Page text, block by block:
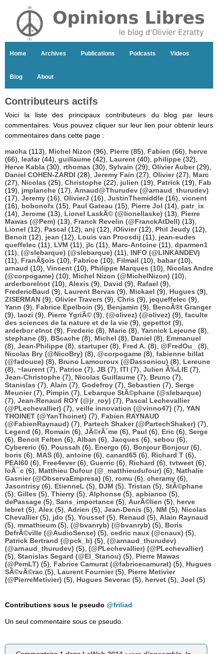
Home Archives Publications Podcasts Videos
Blog About
Contributeurs actifs
Voici la liste des principaux contributeurs du blog par leurs
commentaires. Vous pouvez cliquer sur leur lien pour obtenir leurs
commentaires dans cette page :
macha (113), Michel Nizon (96), Pierre (85), Fabien (66), herve
(66), leafar(44), guillaume (42), Laurent (40), philippe (32),
Herve Kabla (30), rthomas (30), Sylvain (29), Olivier Auber(29),
Daniel COHEN-ZARDI (28), Jeremy Fain (27), Olivier(27), Marc
(27), Nicolas (25), Christophe (22), julien (19), Patrick (19), Fab
(19), jmplanche (17), Arnaud@Thurudev (@arnaud_thurudev)
(17), Jeremy (16), OlivierJ (16), JustinThemiddle (16), vicnent
(16), bobonofx (15), Paul Gateau (15), Pierre Jol (14), patr_ix
(14), Jerome (13), Lionel LaskÃ© (@lionellaske) (13), Pierre
Mawas (@Pem) (13), Franck Revelin (@FranckAtDell) (13),
Lionel (12), Pascal (12), anj (12), /Olivier(12), Phil Jeudy (12),
Benoit (12), jean (12), Louis van Proosdij (11), jean-eudes
queffelec (11), LVM (11), jlc (11), Marc-Antoine (11), dparmen1
(11), (@slebarque) (@slebarque) (11), INFO (@LINKANDEV)
(11), FranÃ§ois (10), Fabrice (10), Filmail (10), babar(10),
arnaud (10), Vincent (10), Philippe Marques (10), Nicolas Andre
(@corpogame) (10), Michel Nizon (@MichelNizon) (10),
arderborelnot (10), Alexis (9), David (9), Rafael (9),
FredericBaud (9), Laurent Bervas (9), Mickael (9), Hugues (9),
ZISERMAN (9), Olivier Travers (9), Chris (9), jequeffelec (9),
Yann (9), Fabrice Epelboin (9), Benjamin (9), BenoÃ®t Granger
(9), laozi (9), Pierre YgriÃ© (9), (@olivez) (@olivez) (9), faculte
des sciences de la nature et de la vie (9), gepettot (9),
arderbor elnot (9), Frederic (8), Marie (8), Yannick Lejeune (8),
stephane (8), BScache (8), Michel (8), Daniel (8), Emmanuel
(8), Jean-Philippe (8), startuper(8), Fred A. (8), @FredOu_
(8),
Nicolas Bry (@NicoBry) (8), @corpogame (8), fabienne billat
(@fadouce) (8), Bruno Lamouroux (@Dassoniou) (8), Lereune
(8), ~laurent (7), Patrice (7), JB (7), ITI (7), Julien Ã‰LIE (7),
Jean-Christophe (7), Nicolas Guillaume (7), Bruno (7),
Stanislas (7), Alain (7), Godefroy (7), Sebastien (7), Serge
Meunier(7), Pimpin (7), Lebarque StÃ©phane (@slebarque)
(7), Jean-Renaud ROY (@jr_roy) (7), Pascal Lechevallier
(@PLechevallier) (7), veille innovation (@vinno47) (7), YAN
THOINET (@YanThoinet) (7), Fabien RAYNAUD
(@FabienRaynaud) (7), Partech Shaker (@PartechShaker) (7),
Legend (6), Romain (6), JÃ©rÃ´me (6), Paul (6), Eric (6), Serge
(6), Benoit Felten (6), Alban (6), Jacques (6), sebou (6),
Cybereric (6), Poussah (6), Energo (6), Bonjour Bonjour(6),
boris (6), MAS (6), antoine (6), canard65 (6), Richard T (6),
PEAI60 (6), Free4ever(6), Guerric (6), Richard (6), tvtweet (6),
loÃ¯c (6), Matthieu Dufour (@_matthieudufour) (6), Nathalie
Gasnier (@ObservaEmpresa) (6), romu (6), cheramy (6),
Jasontrisy (6), EtienneL (5), DJM (5), Tristan (5), StÃ©phane
(5), Gilles (5), Thierry (5), Alphonse (5), apbianco (5),
dePassage (5), Sans_importance (5), AurÃ©lien (5), herve
lebret (5), Alex (5), Adrien (5), Jean-Denis (5), NM (5), Nicolas
Chevallier(5), jdo (5), Youssef (5), Renaud (5), Alain Raynaud
(5), mmathieum (5), (@bvanryb) (@bvanryb) (5), Boris
DefrÃ©ville (@AudioSense) (5), cedric naux (@cnaux) (5),
Patrick Bertrand (@pck_b) (5), (@arnaud_thurudev)
(@arnaud_thurudev) (5), (@PLechevallier) (@PLechevallier)
(5), Stanislas Segard (@El_Stanou) (5), Pierre Mawas
(@PemLT) (5), Fabrice Camurat (@fabricecamurat) (5), Hugues
SÃ©vÃ©rac (5), Laurent Fournier(5), Pierre Metivier
(@PierreMetivier) (5), Hugues Severac (5), hervet (5), Joel (5)
Contributions sous le pseudo @friliad
Un seul commentaire sous ce pseudo.